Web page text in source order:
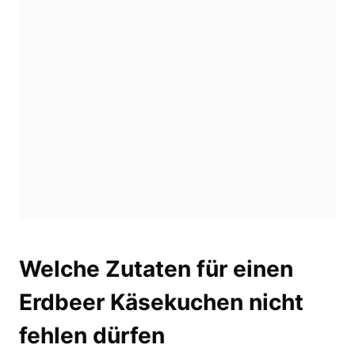
Welche Zutaten für einen
Erdbeer Käsekuchen nicht
fehlen dürfen